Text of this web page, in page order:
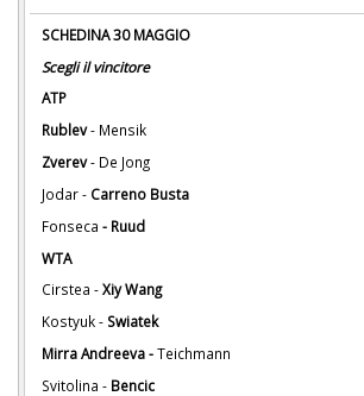
SCHEDINA 30 MAGGIO
Scegli il vincitore
ATP
Rublev- Mensik
Zverev- De Jong
Jodar - Carreno Busta
Fonseca - Ruud
WTA
Cirstea -Xiy Wang
Kostyuk - Swiatek
Mirra Andreeva -Teichmann
Svitolina - Bencic